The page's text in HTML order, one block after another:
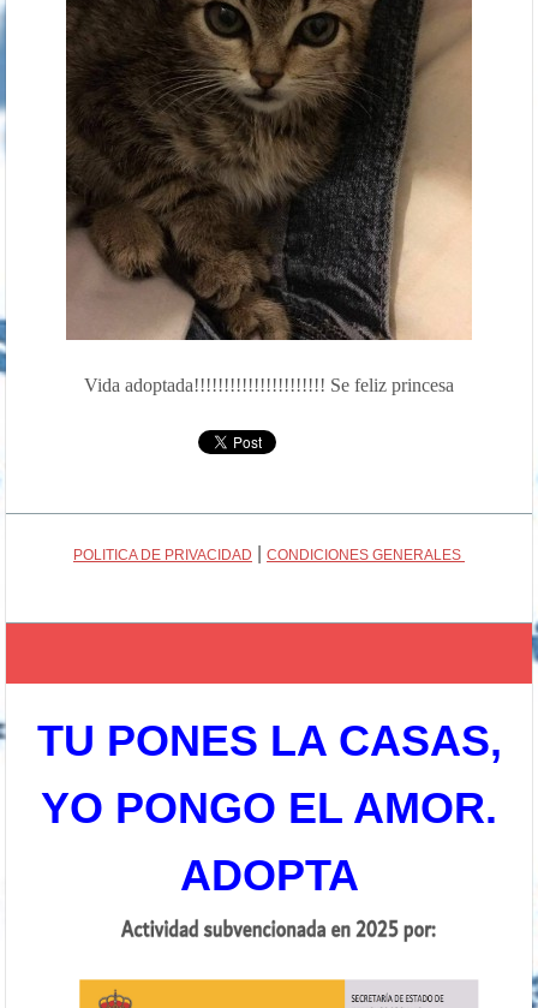
Vida adoptada!!!!!!!!!!!!!!!!!!!!!! Se feliz princesa
POLITICA DE PRIVACIDAD CONDICIONES GENERALES
TU PONES LA CASAS,
YO PONGO EL AMOR.
ADOPTA